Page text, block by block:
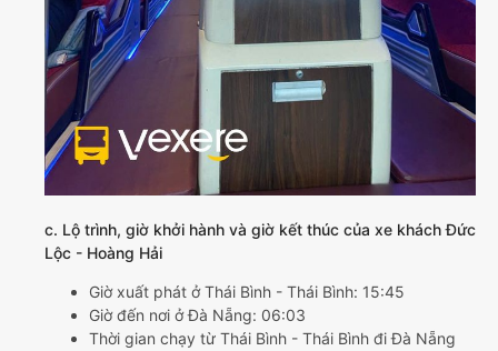
c. Lộ trình, giờ khởi hành và giờ kết thúc của xe khách Đức
Lộc - Hoàng Hải
Giờ xuất phát ở Thái Bình - Thái Bình: 15:45
Giờ đến nơi ở Đà Nẵng: 06:03
Thời gian chạy từ Thái Bình - Thái Bình đi Đà Nẵng